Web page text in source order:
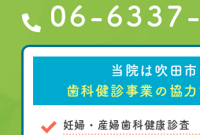
06-
当院は吹田市
歯科健診事業の協
妊婦・産婦歯科健康診査